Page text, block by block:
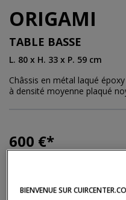
ORIGAMI
TABLE BASSE
L. 80 x H. 33 x P. 59 cm
Châssis en métal laqué
à densité moyenne plaqué
600 €
* Prix TTC conseillé, hors livraison,
BIENVENUE SUR